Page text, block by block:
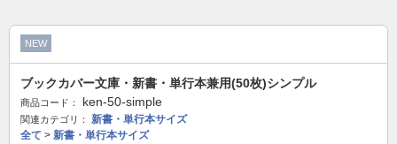
NEW
ブックカバー文庫・新書・単行本兼用(50枚)シンプル
商品コード： ken-50-simple
関連カテゴリ：
新書・単行本サイズ
全て > 新書・単行本サイズ